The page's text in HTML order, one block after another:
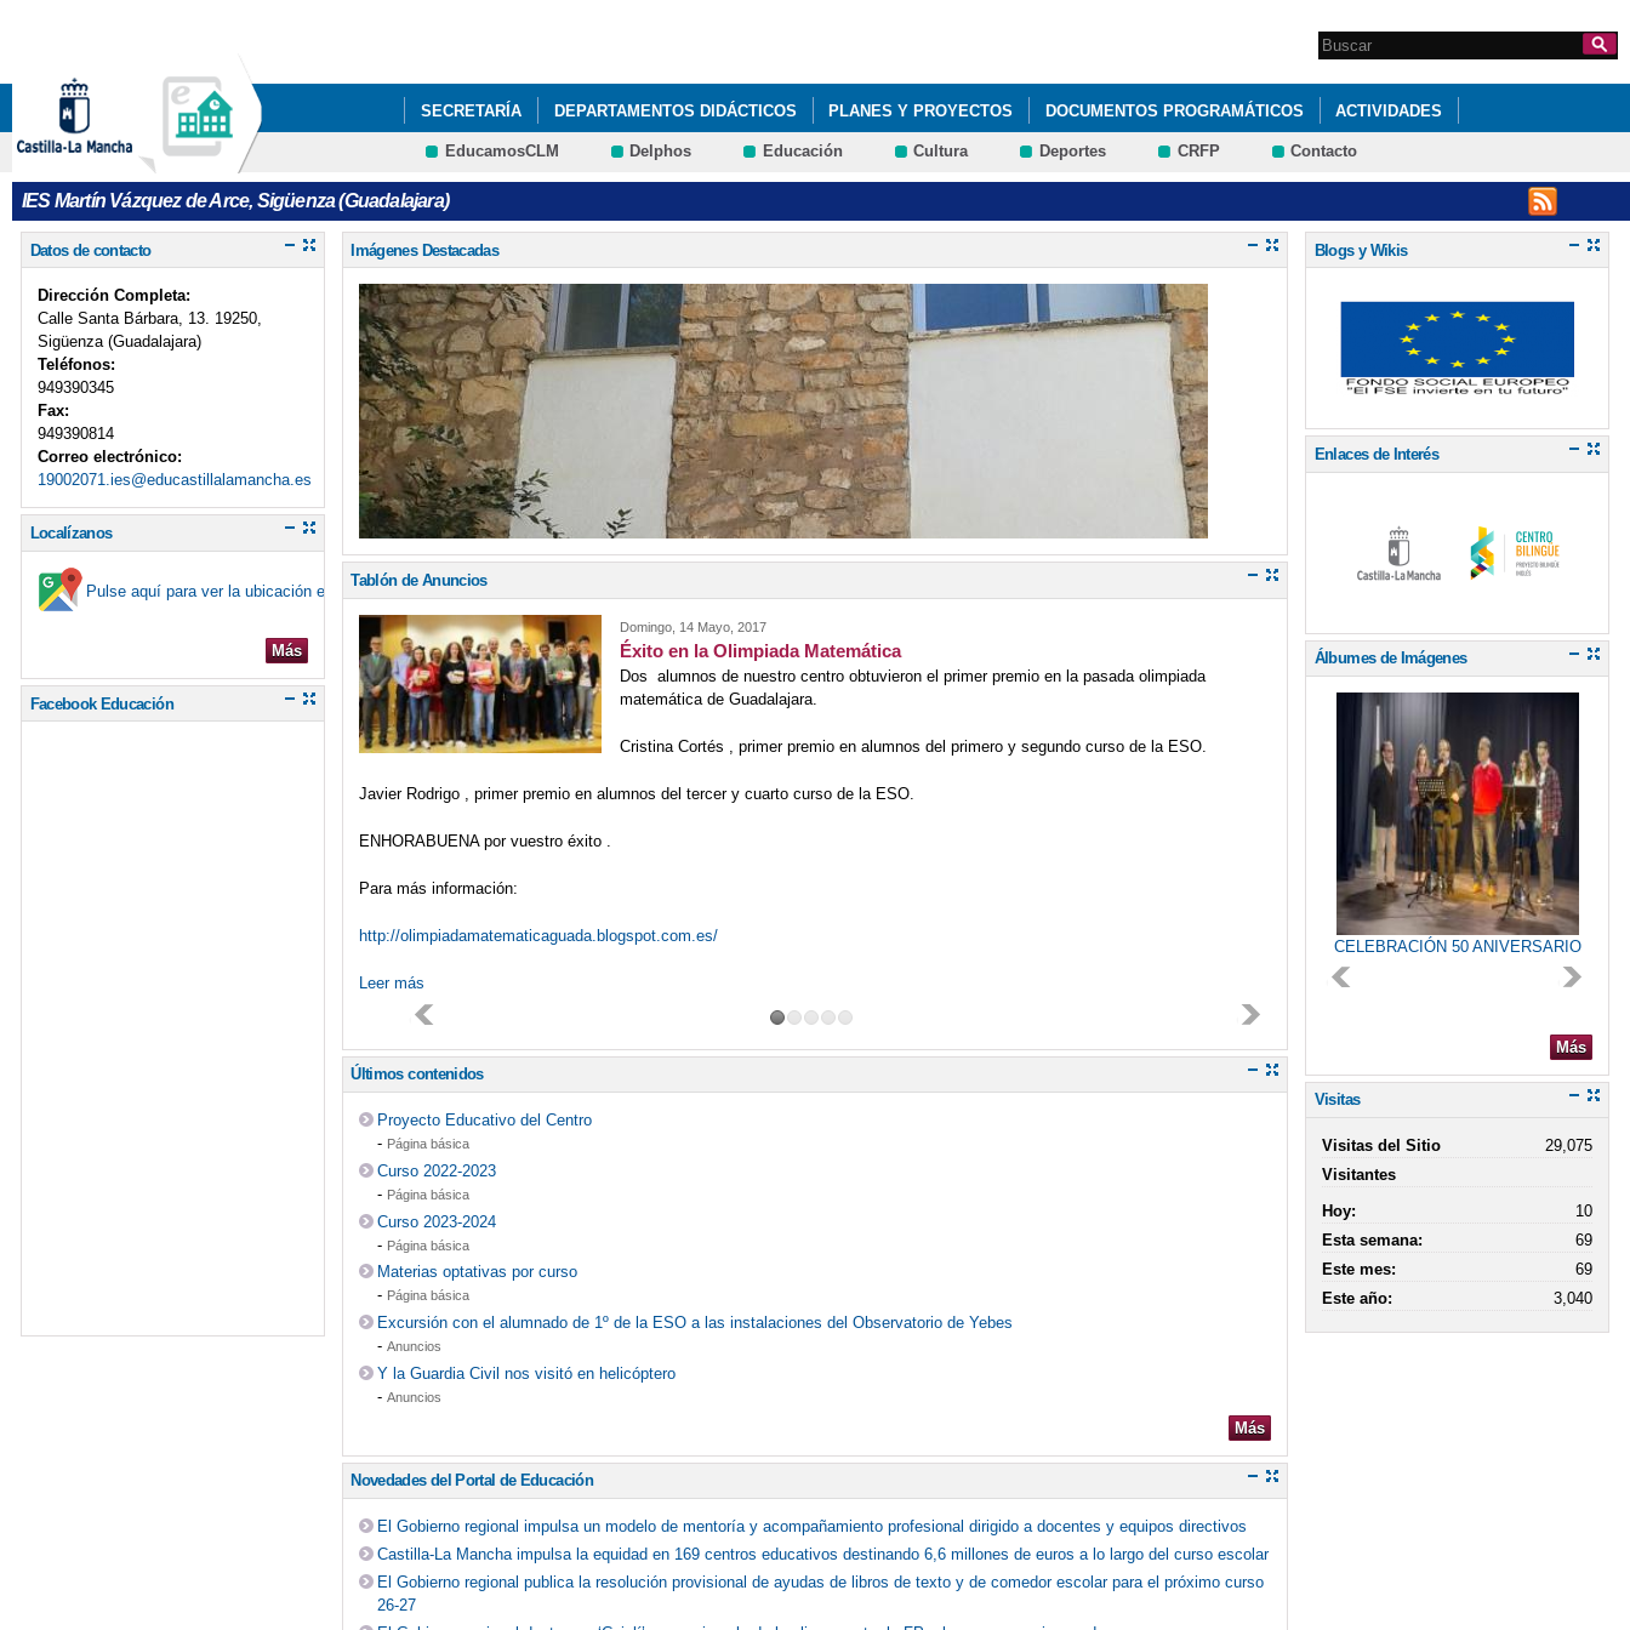
Formulario de
búsqueda
Search this site
SECRETARÍA DEPARTAMENTOS DIDÁCTICOS PLANES Y PROYECTOS DOCUMENTOS PROGRAMÁTICOS ACTIVIDADES
EducamosCLM Delphos Educación Cultura Deportes CRFP Contacto
IES Martín Vázquez de Arce, Sigüenza (Guadalajara)
Datos de contacto
Dirección Completa:
Calle Santa Bárbara, 13. 19250,
Sigüenza (Guadalajara)
Teléfonos:
949390345
Fax:
949390814
Correo electrónico:
19002071.ies@educastillalamancha.es
Localízanos
Pulse aquí para ver la ubicación en el mapa
Más
Facebook Educación
Imágenes Destacadas
Tablón de Anuncios
Domingo, 14 Mayo, 2017
Éxito en la Olimpiada Matemática
Dos alumnos de nuestro centro obtuvieron el primer premio en la pasada olimpiada
matemática de Guadalajara.
Cristina Cortés , primer premio en alumnos del primero y segundo curso de la ESO.
Javier Rodrigo , primer premio en alumnos del tercer y cuarto curso de la ESO.
ENHORABUENA por vuestro éxito .
Para más información:
http://olimpiadamatematicaguada.blogspot.com.es/
Leer más
Últimos contenidos
Proyecto Educativo del Centro
- Página básica
Curso 2022-2023
- Página básica
Curso 2023-2024
- Página básica
Materias optativas por curso
- Página básica
Excursión con el alumnado de 1º de la ESO a las instalaciones del Observatorio de Yebes
-Anuncios
Y la Guardia Civil nos visitó en helicóptero
-Anuncios
Más
Novedades del Portal de Educación
El Gobierno regional impulsa un modelo de mentoría y acompañamiento profesional dirigido a docentes y equipos directivos
Castilla-La Mancha impulsa la equidad en 169 centros educativos destinando 6,6 millones de euros a lo largo del curso escolar
El Gobierno regional publica la resolución provisional de ayudas de libros de texto y de comedor escolar para el próximo curso
26-27
Blogs y Wikis
Enlaces de Interés
Álbumes de Imágenes
CELEBRACIÓN 50 ANIVERSARIO
jORNADAS LITERARIA PARADOR
Más
Visitas
Visitas del Sitio
29,075
Visitantes
Hoy:
10
Esta semana:
69
Este mes:
69
Este año:
3,040